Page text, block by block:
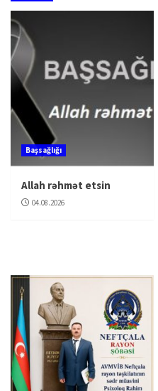
Başsağlığı
Allah rəhmət etsin
04.08.2026